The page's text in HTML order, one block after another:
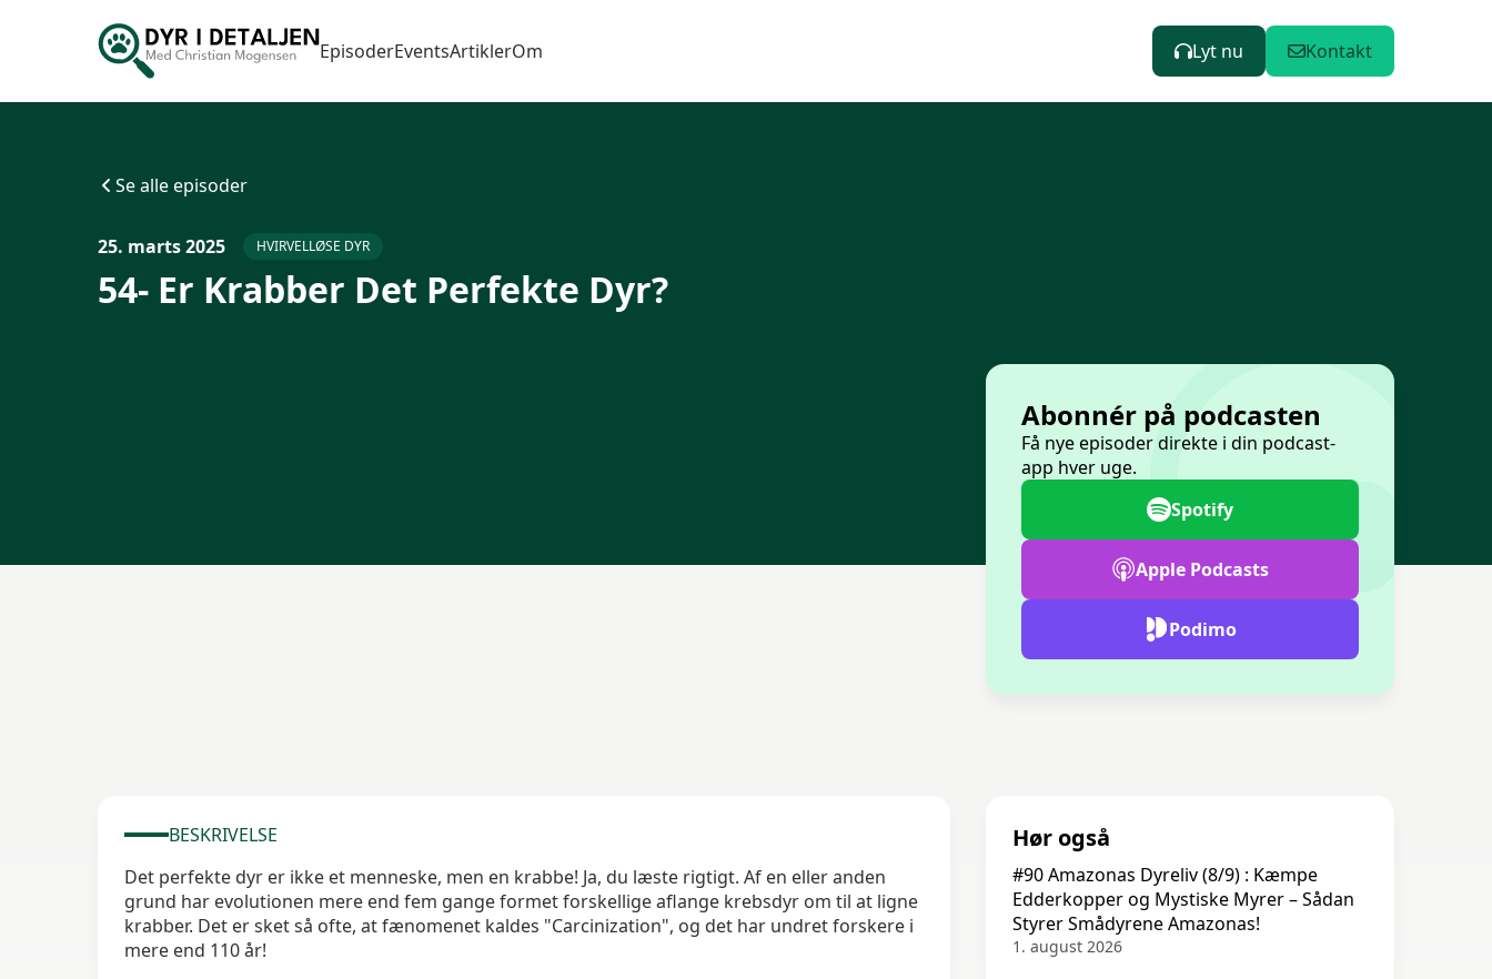
EpisoderEventsArtiklerOm Lyt nu Kontakt
Se alle episoder
25. marts 2025 HVIRVELLØSE DYR
54- Er Krabber Det Perfekte Dyr?
Abonnér på podcasten
Få nye episoder direkte i din podcast-
app hver uge.
Spotify
Apple Podcasts
Podimo
BESKRIVELSE
Det perfekte dyr er ikke et menneske, men en krabbe! Ja, du læste rigtigt. Af en eller anden
grund har evolutionen mere end fem gange formet forskellige aflange krebsdyr om til at ligne
krabber. Det er sket så ofte, at fænomenet kaldes "Carcinization", og det har undret forskere i
mere end 110 år!
Hør også
#90 Amazonas Dyreliv (8/9) : Kæmpe
Edderkopper og Mystiske Myrer – Sådan
Styrer Smådyrene Amazonas!
1. august 2026